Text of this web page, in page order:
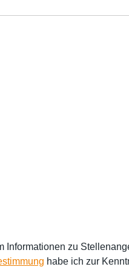
Informationen zu
habe ich zur